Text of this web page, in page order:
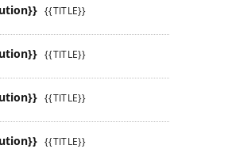
{{TITLE}}
{{TITLE}}
{{TITLE}}
{{TITLE}}